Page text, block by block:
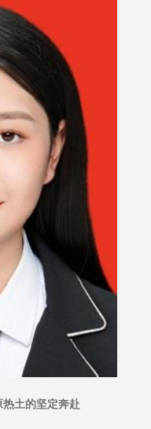
土的坚定奔赴